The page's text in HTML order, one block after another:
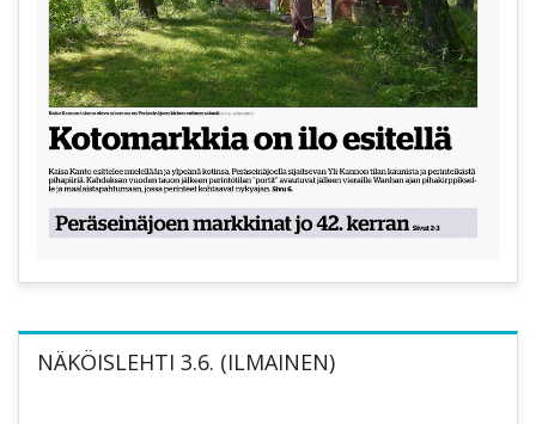
NÄKÖISLEHTI 3.6. (ILMAINEN)